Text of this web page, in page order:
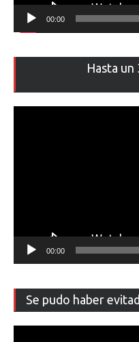
00:00
Hasta un
00:00
Se pudo haber